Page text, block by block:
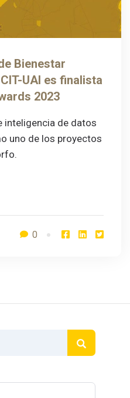
Bienestar
UAI es finalista
2023
inteligencia de datos
uno de los proyectos
0